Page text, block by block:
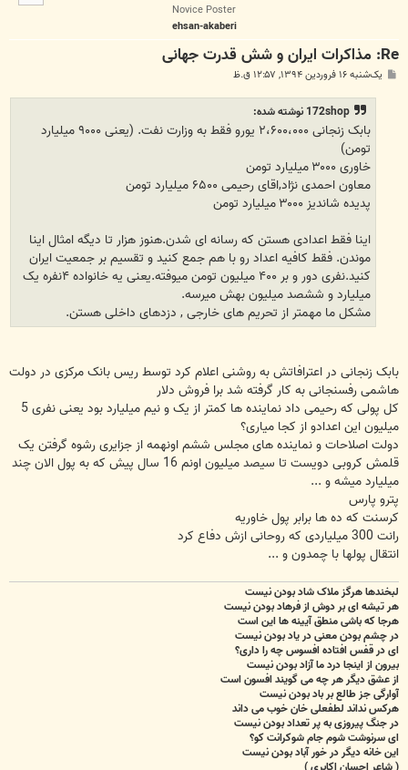
Novice Poster
ehsan-akaberi
Re: مذاکرات ایران و شش قدرت جهانی
پ یک‌شنبه ۱۶ فروردین ۱۳۹۴, ۱۲:۵۷ ق.ظ
172shop نوشته شده:
بابک زنجانی ۲،۶۰۰،۰۰۰ یورو فقط به وزارت نفت. (یعنی ۹۰۰۰ میلیارد
تومن)
خاوری ۳۰۰۰ میلیارد تومن
معاون احمدی نژاد,اقای رحیمی ۶۵۰۰ میلیارد تومن
پدیده شاندیز ۳۰۰۰ میلیارد تومن
اینا فقط اعدادی هستن که رسانه ای شدن.هنوز هزار تا دیگه امثال اینا
موندن. فقط کافیه اعداد رو با هم جمع کنید و تقسیم بر جمعیت ایران
کنید.نفری دور و بر ۴۰۰ میلیون تومن میوفته.یعنی یه خانواده ۴نفره یک
میلیارد و ششصد میلیون بهش میرسه.
مشکل ما مهمتر از تحریم های خارجی , دزدهای داخلی هستن.
بابک زنجانی در اعترافاتش به روشنی اعلام کرد توسط ریس بانک مرکزی در دولت
هاشمی رفسنجانی به کار گرفته شد برا فروش دلار
کل پولی که رحیمی داد نماینده ها کمتر از یک و نیم میلیارد بود یعنی نفری 5
میلیون این اعدادو از کجا میاری؟
دولت اصلاحات و نماینده های مجلس ششم اونهمه از جزایری رشوه گرفتن یک
قلمش کروبی دویست تا سیصد میلیون اونم 16 سال پیش که به پول الان چند
میلیارد میشه و ...
پترو پارس
کرسنت که ده ها برابر پول خاوریه
رانت 300 میلیاردی که روحانی ازش دفاع کرد
انتقال پولها با چمدون و ...
لبخندها هرگز ملاک شاد بودن نیست
هر تیشه ای بر دوش از فرهاد بودن نیست
هرجا که باشی منطق آیینه ها این است
در چشم بودن معنی در یاد بودن نیست
ای در قفس افتاده افسوس چه را داری؟
بیرون از اینجا درد ما آزاد بودن نیست
از عشق دیگر هر چه می گویند افسون است
آوارگی جز طالع بر باد بودن نیست
هرکس نداند لطفعلی خان خوب می داند
در جنگ پیروزی به پر تعداد بودن نیست
ای سرنوشت شوم جام شوکرانت کو؟
این خانه دیگر در خور آباد بودن نیست